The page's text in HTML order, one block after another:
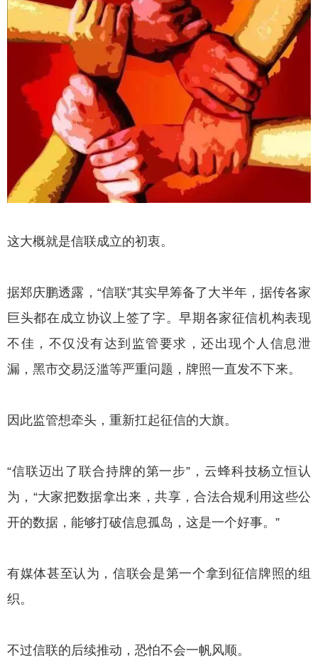
这大概就是信联成立的初衷。
据郑庆鹏透露，“信联”其实早筹备了大半年，据传各家
巨头都在成立协议上签了字。早期各家征信机构表现
不佳，不仅没有达到监管要求，还出现个人信息泄
漏，黑市交易泛滥等严重问题，牌照一直发不下来。
因此监管想牵头，重新扛起征信的大旗。
“信联迈出了联合持牌的第一步”，云蜂科技杨立恒认
为，“大家把数据拿出来，共享，合法合规利用这些公
开的数据，能够打破信息孤岛，这是一个好事。”
有媒体甚至认为，信联会是第一个拿到征信牌照的组
织。
不过信联的后续推动，恐怕不会一帆风顺。